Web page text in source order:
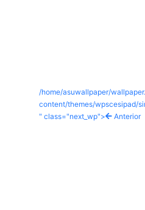
/home/asuwallpaper/
content/themes/wpscesipad/
" class="next_wp">
Anterior